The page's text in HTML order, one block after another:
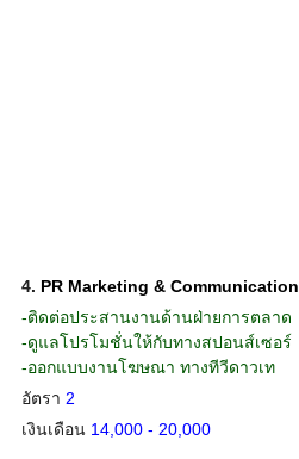
4. PR Marketing & Communication
-ติดต่อประสานงานด้านฝ่ายการตลาด
-ดูแลโปรโมชั่นให้กับทางสปอนส์เซอร์
-ออกแบบงานโฆษณา ทางทีวีดาวเท
อัตรา 2
เงินเดือน 14,000 - 20,000